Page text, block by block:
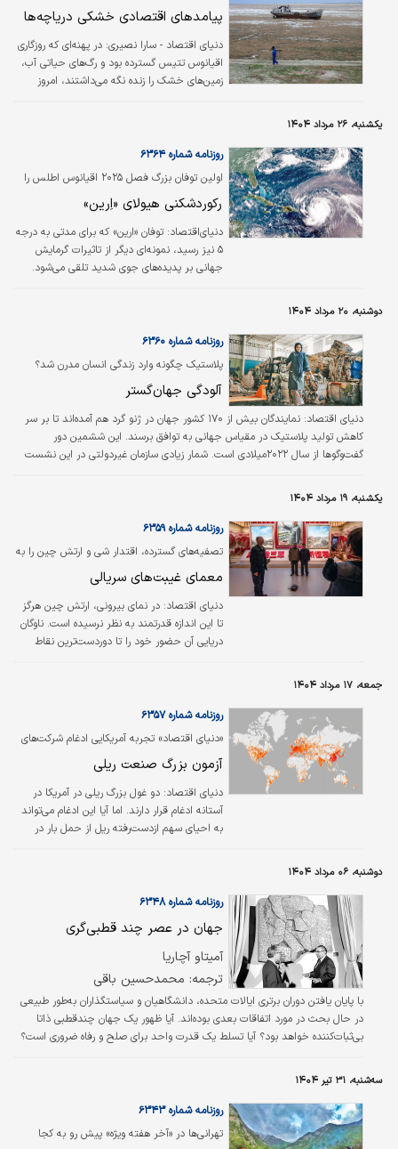
پیامدهای اقتصادی خشکی دریاچه‌ها
دنیای اقتصاد - سارا نصیری: در پهنه‌ای که روزگاری
اقیانوس تتیس گسترده بود و رگ‌های حیاتی آب،
زمین‌های خشک را زنده نگه می‌داشتند، امروز
آب و مدیریت نادرست منابع شده‌اند. کاهش سطح
آب، خشک شدن تالاب‌ها و توفان‌های نمکی، نه‌تنها
طبیعت و تنوع زیستی را تهدید می‌کند، بلکه آینده
اقتصادی و اجتماعی منطقه را در سایه خود قرار
داده است؛ قصه‌ای که از گذشته‌های دور آغاز شده
و امروز هشدار روشن برای زمین و…
یکشنبه، ۲۶ مرداد ۱۴۰۴
اولین توفان بزرگ فصل ۲۰۲۵ اقیانوس اطلس را
درنوردید؛
روزنامه شماره ۶۳۶۴
رکوردشکنی هیولای «اِرین»
دنیای‌اقتصاد: توفان «ارین» که برای مدتی به درجه
۵ نیز رسید، نمونه‌ای دیگر از تاثیرات گرمایش
جهانی بر پدیده‌های جوی شدید تلقی می‌شود.
بالاترین سطح قدرت، رسید، اکنون به‌عنوان یک
توفان درجه۳ در حال حرکت در شمال دریای
کارائیب است. کارشناسان این پدیده را نمونه
آشکاری از تاثیرات فزاینده گرمایش جهانی بر شدت
توفان‌ها می‌دانند. این توفان از ۹اوت در غرب…
دوشنبه، ۲۰ مرداد ۱۴۰۴
پلاستیک چگونه وارد زندگی انسان مدرن شد؟
روزنامه شماره ۶۳۶۰
آلودگی جهان‌گستر
دنیای اقتصاد:
نمایندگان بیش از ۱۷۰ کشور جهان در ژنو گرد هم آمده‌اند تا بر سر
کاهش تولید پلاستیک در مقیاس جهانی به توافق برسند. این ششمین دور
گفت‌وگوها از سال ۲۰۲۲میلادی است. شمار زیادی سازمان غیردولتی در این نشست
یکشنبه، ۱۹ مرداد ۱۴۰۴
تصفیه‌های گسترده، اقتدار شی و ارتش چین را به
چالش می‌کشد؛
روزنامه شماره ۶۳۵۹
معمای غیبت‌های سریالی
دنیای اقتصاد: در نمای بیرونی، ارتش چین هرگز
تا این اندازه قدرتمند به نظر نرسیده است. ناوگان
دریایی آن حضور خود را تا دوردست‌ترین نقاط
پرتعدادتر و تهدیدآمیزتر می‌شوند. پکن تقریبا هر
چند ماه یک‌بار از یک دستاورد نظامی جدید
رونمایی می‌کند.
جمعه، ۱۷ مرداد ۱۴۰۴
«دنیای اقتصاد»‌ تجربه آمریکایی ادغام شرکت‌های
ریلی با هدف احیای سهم از بازار حمل‌ونقل را
بررسی می‌کند
روزنامه شماره ۶۳۵۷
آزمون بزرگ صنعت ریلی
دنیای اقتصاد: دو غول بزرگ ریلی در آمریکا در
آستانه ادغام قرار دارند. اما آیا این ادغام می‌تواند
به احیای سهم از‌دست‌رفته ریل از حمل بار در
تحولات تردید دارند.
دوشنبه، ۰۶ مرداد ۱۴۰۴
روزنامه شماره ۶۳۴۸
جهان در عصر چند قطبی‌گری
آمیتاو آچاریا
ترجمه: محمدحسین باقی
با پایان یافتن دوران برتری ایالات متحده، دانشگاهیان و سیاستگذاران به‌طور طبیعی
در حال بحث در مورد اتفاقات بعدی بوده‌اند. آیا ظهور یک جهان چندقطبی ذاتا
بی‌ثبات‌کننده خواهد بود؟ آیا تسلط یک قدرت واحد برای صلح و رفاه ضروری است؟
فقدان هژمونی، می‌تواند به راحتی منجر به هرج و مرج شود. با این حال، این
نتیجه‌گیری اغلب بر شواهدی از تاریخ اخیر ایالات متحده و اروپا متکی است.
سه‌شنبه، ۳۱ تیر ۱۴۰۴
تهرانی‏‏‌ها در «آخر هفته ویژه» پیش رو به کجا
روزنامه شماره ۶۳۴۳